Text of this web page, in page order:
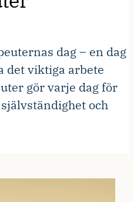
dag – en dag
det viktiga arbete
gör varje dag för
och